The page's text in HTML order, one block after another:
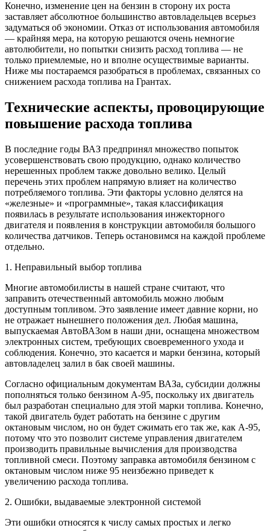
Конечно, изменение цен на бензин в сторону их роста
заставляет абсолютное большинство автовладельцев всерьез
задуматься об экономии. Отказ от использования автомобиля
— крайняя мера, на которую решаются очень немногие
автолюбители, но попытки снизить расход топлива — не
только приемлемые, но и вполне осуществимые варианты.
Ниже мы постараемся разобраться в проблемах, связанных со
снижением расхода топлива на Грантах.
Технические аспекты, провоцирующие
повышение расхода топлива
В последние годы ВАЗ предпринял множество попыток
усовершенствовать свою продукцию, однако количество
нерешенных проблем также довольно велико. Целый
перечень этих проблем напрямую влияет на количество
потребляемого топлива. Эти факторы условно делятся на
«железные» и «программные», такая классификация
появилась в результате использования инжекторного
двигателя и появления в конструкции автомобиля большого
количества датчиков. Теперь остановимся на каждой проблеме
отдельно.
1. Неправильный выбор топлива
Многие автомобилисты в нашей стране считают, что
заправить отечественный автомобиль можно любым
доступным топливом. Это заявление имеет давние корни, но
не отражает нынешнего положения дел. Любая машина,
выпускаемая АвтоВАЗом в наши дни, оснащена множеством
электронных систем, требующих своевременного ухода и
соблюдения. Конечно, это касается и марки бензина, который
автовладелец залил в бак своей машины.
Согласно официальным документам ВАЗа, субсидии должны
пополняться только бензином А-95, поскольку их двигатель
был разработан специально для этой марки топлива. Конечно,
такой двигатель будет работать на бензине с другим
октановым числом, но он будет сжимать его так же, как А-95,
потому что это позволит системе управления двигателем
производить правильные вычисления для производства
топливной смеси. Поэтому заправка автомобиля бензином с
октановым числом ниже 95 неизбежно приведет к
увеличению расхода топлива.
2. Ошибки, выдаваемые электронной системой
Эти ошибки относятся к числу самых простых и легко